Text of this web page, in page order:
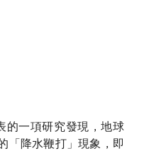
的一項研究發現，地球
「降水鞭打」現象，即